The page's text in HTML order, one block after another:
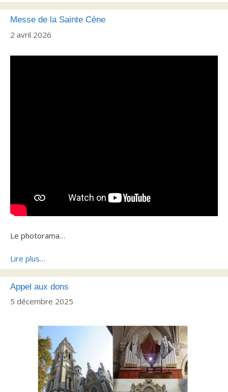
Messe de la Sainte Cène
2 avril 2026
Le photorama…
Lire plus…
Appel aux dons
5 décembre 2025